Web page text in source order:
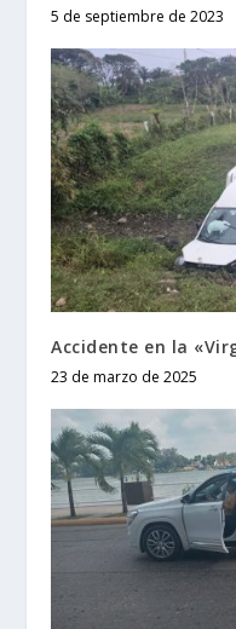
5 de septiembre de 2023
Accidente en la
23 de marzo de 2025